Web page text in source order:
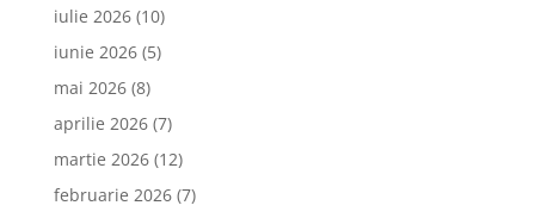
iulie 2026(10)
iunie 2026(5)
mai 2026(8)
aprilie 2026(7)
martie 2026(12)
februarie 2026(7)